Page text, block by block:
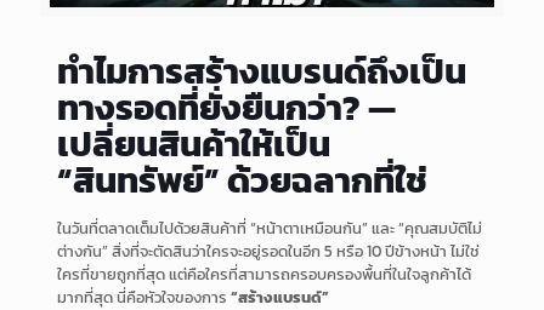
ทำไมการสร้างแบรนด์ถึงเป็น
ทางรอดที่ยั่งยืนกว่า? —
เปลี่ยนสินค้าให้เป็น
“สินทรัพย์” ด้วยฉลากที่ใช่
ในวันที่ตลาดเต็มไปด้วยสินค้าที่ “หน้าตาเหมือนกัน” และ “คุณสมบัติไม่
ต่างกัน” สิ่งที่จะตัดสินว่าใครจะอยู่รอดในอีก 5 หรือ 10 ปีข้างหน้า ไม่ใช่
ใครที่ขายถูกที่สุด แต่คือใครที่สามารถครอบครองพื้นที่ในใจลูกค้าได้
มากที่สุด นี่คือหัวใจของการ “สร้างแบรนด์”